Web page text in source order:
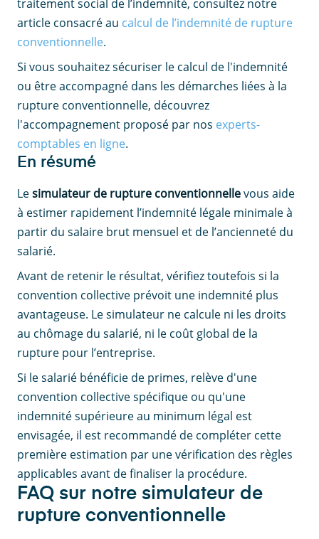
traitement social de l’indemnité, consultez notre
article consacré au calcul de l’indemnité de rupture
conventionnelle.
Si vous souhaitez sécuriser le calcul de l'indemnité
ou être accompagné dans les démarches liées à la
rupture conventionnelle, découvrez
l'accompagnement proposé par nos experts-
comptables en ligne.
En résumé
Lesimulateur de rupture conventionnellevous aide
à estimer rapidement l’indemnité légale minimale à
partir du salaire brut mensuel et de l’ancienneté du
salarié.
Avant de retenir le résultat, vérifiez toutefois si la
convention collective prévoit une indemnité plus
avantageuse. Le simulateur ne calcule ni les droits
au chômage du salarié, ni le coût global de la
rupture pour l’entreprise.
Si le salarié bénéficie de primes, relève d'une
convention collective spécifique ou qu'une
indemnité supérieure au minimum légal est
envisagée, il est recommandé de compléter cette
première estimation par une vérification des règles
applicables avant de finaliser la procédure.
FAQ sur notre simulateur de
rupture conventionnelle